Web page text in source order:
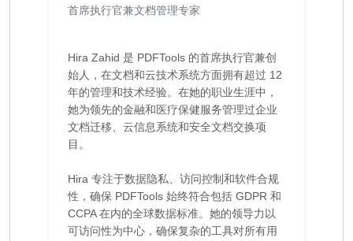
首席执行官兼文档管理专家
Hira Zahid 是 PDFTools 的首席执行官兼创
始人，在文档和云技术系统方面拥有超过 12
年的管理和技术经验。在她的职业生涯中，
她为领先的金融和医疗保健服务管理过企业
文档迁移、云信息系统和安全文档交换项
目。
Hira 专注于数据隐私、访问控制和软件合规
性，确保 PDFTools 始终符合包括 GDPR 和
CCPA 在内的全球数据标准。她的领导力以
可访问性为中心，确保复杂的工具对所有用